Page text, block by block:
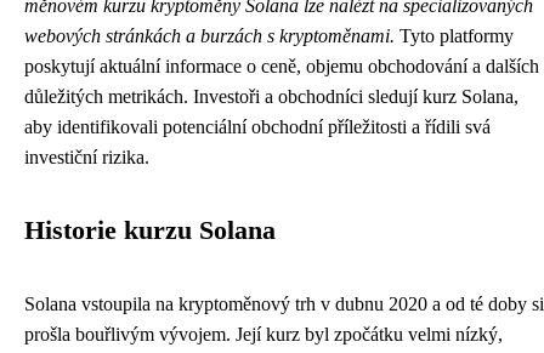
měnovém kurzu kryptoměny Solana lze nalézt na specializovaných
webových stránkách a burzách s kryptoměnami. Tyto platformy
poskytují aktuální informace o ceně, objemu obchodování a dalších
důležitých metrikách. Investoři a obchodníci sledují kurz Solana,
aby identifikovali potenciální obchodní příležitosti a řídili svá
investiční rizika.
Historie kurzu Solana
Solana vstoupila na kryptoměnový trh v dubnu 2020 a od té doby si
prošla bouřlivým vývojem. Její kurz byl zpočátku velmi nízký,